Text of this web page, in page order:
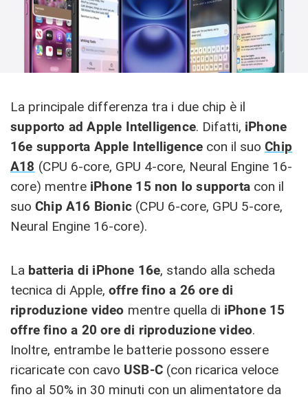
La principale differenza tra i due chip è il
supporto ad Apple Intelligence. Difatti, iPhone
16e supporta Apple Intelligence con il suoChip
A18 (CPU 6-core, GPU 4-core, Neural Engine 16-
core) mentre iPhone 15 non lo supporta con il
suo Chip A16 Bionic (CPU 6-core, GPU 5-core,
Neural Engine 16-core).
La batteria di iPhone 16e, stando alla scheda
tecnica di Apple, offre fino a 26 ore di
riproduzione video mentre quella di iPhone 15
offre fino a 20 ore di riproduzione video.
Inoltre, entrambe le batterie possono essere
ricaricate con cavo USB-C (con ricarica veloce
fino al 50% in 30 minuti con un alimentatore da